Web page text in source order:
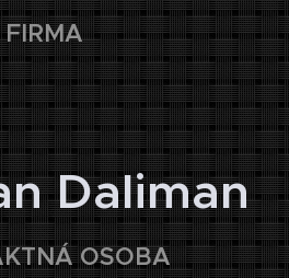
FIRMA
👤
Daliman
OSOBA